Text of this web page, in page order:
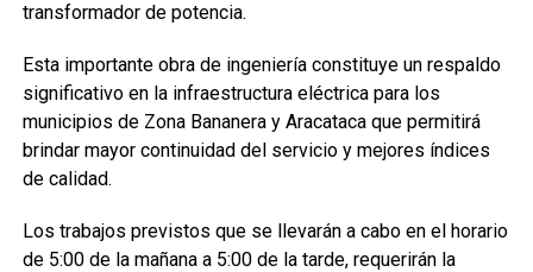
transformador de potencia.
Esta importante obra de ingeniería constituye un respaldo
significativo en la infraestructura eléctrica para los
municipios de Zona Bananera y Aracataca que permitirá
brindar mayor continuidad del servicio y mejores índices
de calidad.
Los trabajos previstos que se llevarán a cabo en el horario
de 5:00 de la mañana a 5:00 de la tarde, requerirán la